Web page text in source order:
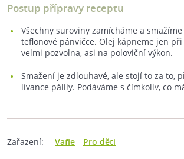
Postup přípravy receptu
Všechny suroviny zamícháme a
teflonové pánvičce. Olej kápneme jen
velmi pozvolna, asi na poloviční výkon.
Smažení je zdlouhavé, ale stojí to za to,
lívance pálily. Podáváme s čímkoliv, co
Zařazení: Vafle Pro děti